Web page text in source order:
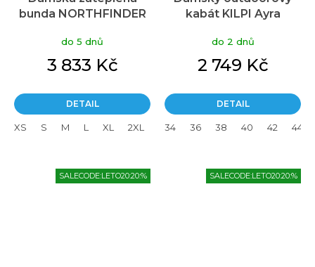
bunda NORTHFINDER
do 5 dnů
3 833 Kč
DETAIL
XS S M L XL 2XL
kabát KILPI Ayra
do 2 dnů
2 749 Kč
DETAIL
34 36 38 40 42 44
SALECODE:LETO20:20:% SALECODE:LETO20:20:%